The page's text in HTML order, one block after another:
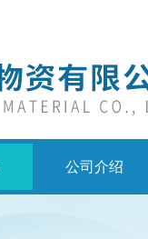
公司介绍